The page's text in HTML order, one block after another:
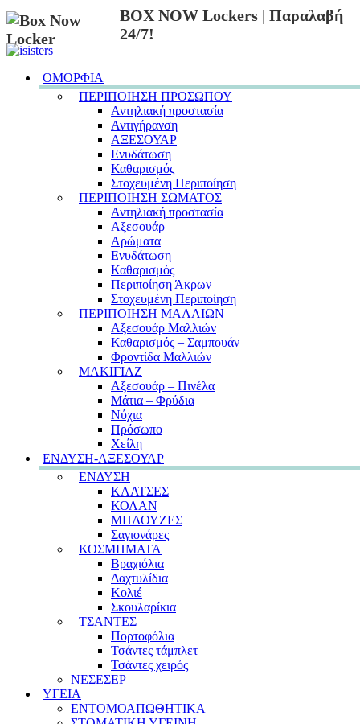
BOX NOW Lockers | Παραλαβή
24/7!
ΟΜΟΡΦΙΑ
ΠΕΡΙΠΟΙΗΣΗ ΠΡΟΣΩΠΟΥ
Αντηλιακή προστασία
Αντιγήρανση
ΑΞΕΣΟΥΑΡ
Ενυδάτωση
Καθαρισμός
Στοχευμένη Περιποίηση
ΠΕΡΙΠΟΙΗΣΗ ΣΩΜΑΤΟΣ
Αντηλιακή προστασία
Αξεσουάρ
Αρώματα
Ενυδάτωση
Καθαρισμός
Περιποίηση Άκρων
Στοχευμένη Περιποίηση
ΠΕΡΙΠΟΙΗΣΗ ΜΑΛΛΙΩΝ
Αξεσουάρ Μαλλιών
Καθαρισμός – Σαμπουάν
Φροντίδα Μαλλιών
ΜΑΚΙΓΙΑΖ
Αξεσουάρ – Πινέλα
Μάτια – Φρύδια
Νύχια
Πρόσωπο
Χείλη
ΕΝΔΥΣΗ-ΑΞΕΣΟΥΑΡ
ΕΝΔΥΣΗ
ΚΑΛΤΣΕΣ
ΚΟΛΑΝ
ΜΠΛΟΥΖΕΣ
Σαγιονάρες
ΚΟΣΜΗΜΑΤΑ
Βραχιόλια
Δαχτυλίδια
Κολιέ
Σκουλαρίκια
ΤΣΑΝΤΕΣ
Πορτοφόλια
Τσάντες τάμπλετ
Τσάντες χειρός
ΝΕΣΕΣΕΡ
ΥΓΕΙΑ
ΕΝΤΟΜΟΑΠΩΘΗΤΙΚΑ